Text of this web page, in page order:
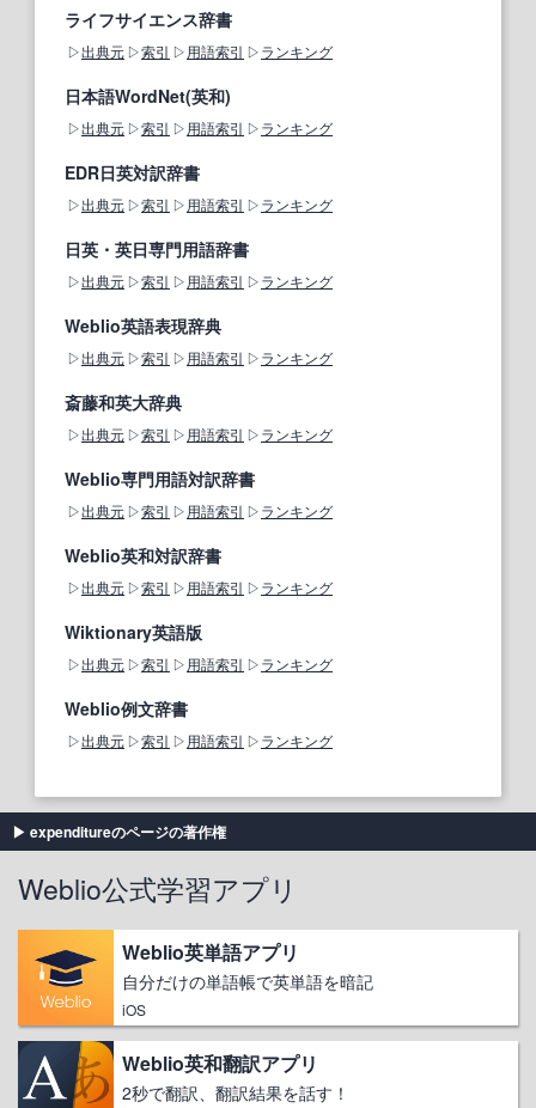
ライフサイエンス辞書
出典元 索引 用語索引 ランキング
日本語WordNet(英和)
出典元 索引 用語索引 ランキング
EDR日英対訳辞書
出典元 索引 用語索引 ランキング
日英・英日専門用語辞書
出典元 索引 用語索引 ランキング
Weblio英語表現辞典
出典元 索引 用語索引 ランキング
斎藤和英大辞典
出典元 索引 用語索引 ランキング
Weblio専門用語対訳辞書
出典元 索引 用語索引 ランキング
Weblio英和対訳辞書
出典元 索引 用語索引 ランキング
Wiktionary英語版
出典元 索引 用語索引 ランキング
Weblio例文辞書
出典元 索引 用語索引 ランキング
expenditureのページの著作権
Weblio公式学習アプリ
Weblio英単語アプリ
自分だけの単語帳で英単語を暗記
iOS
Weblio英和翻訳アプリ
2秒で翻訳、翻訳結果を話す！